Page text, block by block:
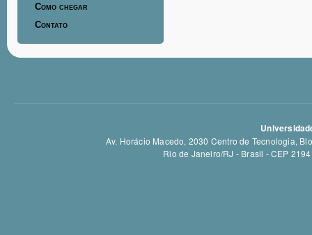
Como chegar
Contato
Av. Horácio Macedo, 2030 Centro de Tecnologia,
Rio de Janeiro/RJ - Brasil - CEP